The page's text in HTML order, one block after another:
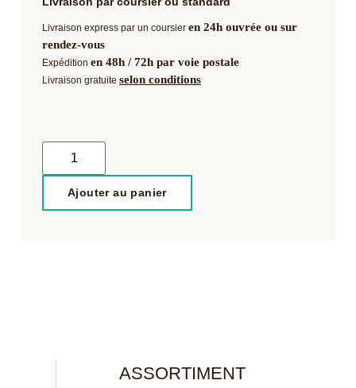
Livraison express par un coursier en 24h ouvrée ou sur
rendez-vous
Expédition en 48h / 72h par voie postale
Livraison gratuite selon conditions
Ajouter au panier
ASSORTIMENT